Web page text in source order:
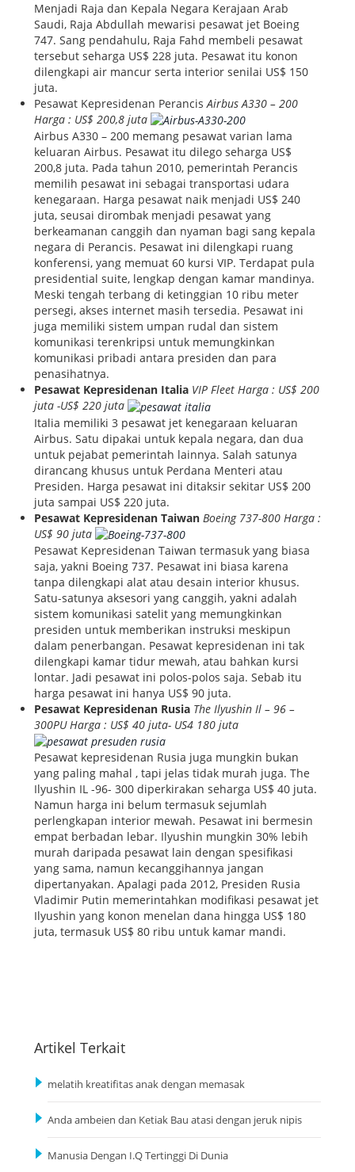
Menjadi Raja dan Kepala Negara Kerajaan Arab
Saudi, Raja Abdullah mewarisi pesawat jet Boeing
747. Sang pendahulu, Raja Fahd membeli pesawat
tersebut seharga US$ 228 juta. Pesawat itu konon
dilengkapi air mancur serta interior senilai US$ 150
juta.
Pesawat Kepresidenan PerancisAirbus A330 – 200
Harga : US$ 200,8 juta
Airbus A330 – 200 memang pesawat varian lama
keluaran Airbus. Pesawat itu dilego seharga US$
200,8 juta. Pada tahun 2010, pemerintah Perancis
memilih pesawat ini sebagai transportasi udara
kenegaraan. Harga pesawat naik menjadi US$ 240
juta, seusai dirombak menjadi pesawat yang
berkeamanan canggih dan nyaman bagi sang kepala
negara di Perancis. Pesawat ini dilengkapi ruang
konferensi, yang memuat 60 kursi VIP. Terdapat pula
presidential suite, lengkap dengan kamar mandinya.
Meski tengah terbang di ketinggian 10 ribu meter
persegi, akses internet masih tersedia. Pesawat ini
juga memiliki sistem umpan rudal dan sistem
komunikasi terenkripsi untuk memungkinkan
komunikasi pribadi antara presiden dan para
penasihatnya.
Pesawat Kepresidenan Italia VIP Fleet Harga : US$ 200
juta -US$ 220 juta
Italia memiliki 3 pesawat jet kenegaraan keluaran
Airbus. Satu dipakai untuk kepala negara, dan dua
untuk pejabat pemerintah lainnya. Salah satunya
dirancang khusus untuk Perdana Menteri atau
Presiden. Harga pesawat ini ditaksir sekitar US$ 200
juta sampai US$ 220 juta.
Pesawat Kepresidenan Taiwan Boeing 737-800 Harga :
US$ 90 juta
Pesawat Kepresidenan Taiwan termasuk yang biasa
saja, yakni Boeing 737. Pesawat ini biasa karena
tanpa dilengkapi alat atau desain interior khusus.
Satu-satunya aksesori yang canggih, yakni adalah
sistem komunikasi satelit yang memungkinkan
presiden untuk memberikan instruksi meskipun
dalam penerbangan. Pesawat kepresidenan ini tak
dilengkapi kamar tidur mewah, atau bahkan kursi
lontar. Jadi pesawat ini polos-polos saja. Sebab itu
harga pesawat ini hanya US$ 90 juta.
Pesawat Kepresidenan Rusia The Ilyushin Il – 96 –
300PU Harga : US$ 40 juta- US4 180 juta
Pesawat kepresidenan Rusia juga mungkin bukan
yang paling mahal , tapi jelas tidak murah juga. The
Ilyushin IL -96- 300 diperkirakan seharga US$ 40 juta.
Namun harga ini belum termasuk sejumlah
perlengkapan interior mewah. Pesawat ini bermesin
empat berbadan lebar. Ilyushin mungkin 30% lebih
murah daripada pesawat lain dengan spesifikasi
yang sama, namun kecanggihannya jangan
dipertanyakan. Apalagi pada 2012, Presiden Rusia
Vladimir Putin memerintahkan modifikasi pesawat jet
Ilyushin yang konon menelan dana hingga US$ 180
juta, termasuk US$ 80 ribu untuk kamar mandi.
Artikel Terkait
melatih kreatifitas anak dengan memasak
Anda ambeien dan Ketiak Bau atasi dengan jeruk nipis
Manusia Dengan I.Q Tertinggi Di Dunia